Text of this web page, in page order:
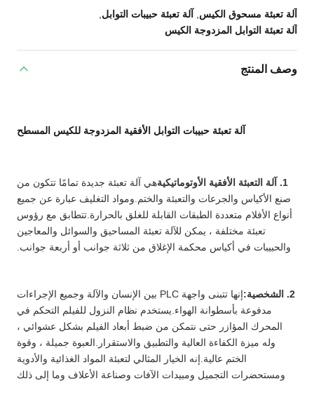
آلة تعبئة مسحوق الكيس آلة تعبئة حبيبات التوابل
آلة تعبئة التوابل المزدوجة الكيس
وصف المنتج
آلة تعبئة حبيبات التوابل الأفقية المزدوجة للكيس المسطح
1. آلة التعبئة الأفقية الأوتوماتيكية
هي آلة تعبئة جديدة تمامًا تتكون من
صنع الأكياس والجرعات والتعبئة والختم.ومواد التغليف عبارة عن جميع
أنواع الأفلام متعددة الطبقات القابلة للغلق بالحرارة.تتطابق مع رؤوس
تعبئة مختلفة ، يمكن للآلة تعبئة المساحيق والسوائل والمعاجين
والحبيبات في أكياس محكمة الإغلاق من ثلاثة جوانب أو أربعة جوانب.
2. الشخصية:
إنها تتبنى واجهة PLC بين الإنسان والآلة وجميع الإجراءات
مدفوعة بأسطوانة الهواء.يستخدم نظام النزول للفيلم التحكم في
المحرك المؤازر حتى نتمكن من ضبط أبعاد الفيلم بشكل عشوائي ،
وله ميزة الكفاءة العالية والتطبيق والاستقرار.العبوة جميلة ، وقوة
الختم عالية.إنه الخيار المثالي لتعبئة المواد الغذائية والأدوية
ومستحضرات التجميل ومبيدات الآفات وصناعة الأعلاف وما إلى ذلك